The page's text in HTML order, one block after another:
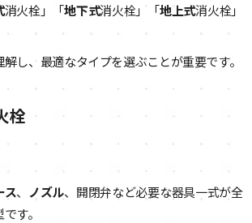
消火栓」「地下式消火栓」「地上式消火栓」
し、最適なタイプを選ぶことが重要です。
栓
ス、 ノズル、開閉弁など必要な器具一式が全
す。